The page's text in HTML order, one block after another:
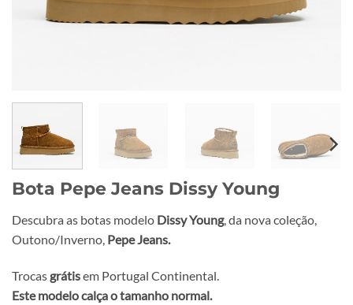
Bota Pepe Jeans Dissy Young
Descubra as botas modelo Dissy Young, da nova coleção,
Outono/Inverno, Pepe Jeans.
Trocas grátisem Portugal Continental.
Este modelo calça o tamanho normal.